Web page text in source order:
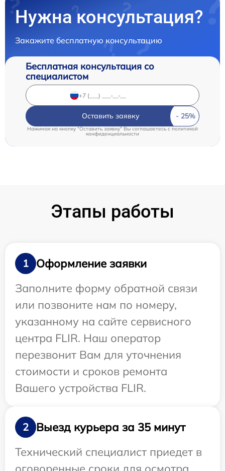
Нужна консультация?
Закажите бесплатную консультацию
Бесплатная консультация со
специалистом
Оставить заявку
Нажимая на кнопку "Оставить заявку" Вы соглашаетесь c политикой
конфиденциальности
Этапы работы
1
Оформление заявки
Заполните форму обратной связи
или позвоните нам по номеру,
указанному на сайте сервисного
центра FLIR. Наш оператор
перезвонит Вам для уточнения
стоимости и сроков ремонта
Вашего устройства FLIR.
2
Выезд курьера за 35 минут
Технический специалист приедет в